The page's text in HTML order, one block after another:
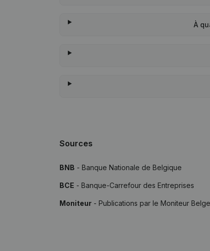
À
Sources
BNB - Banque Nationale de Belgique
BCE - Banque-Carrefour des Entreprises
Moniteur - Publications par le Moniteur Belge